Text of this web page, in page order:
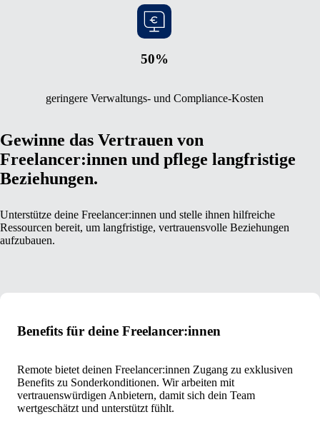
50%
geringere Verwaltungs- und Compliance-Kosten
Gewinne das Vertrauen von
Freelancer:innen und pflege langfristige
Beziehungen.
Unterstütze deine Freelancer:innen und stelle ihnen hilfreiche
Ressourcen bereit, um langfristige, vertrauensvolle Beziehungen
aufzubauen.
Benefits für deine Freelancer:innen
Remote bietet deinen Freelancer:innen Zugang zu exklusiven
Benefits zu Sonderkonditionen. Wir arbeiten mit
vertrauenswürdigen Anbietern, damit sich dein Team
wertgeschätzt und unterstützt fühlt.